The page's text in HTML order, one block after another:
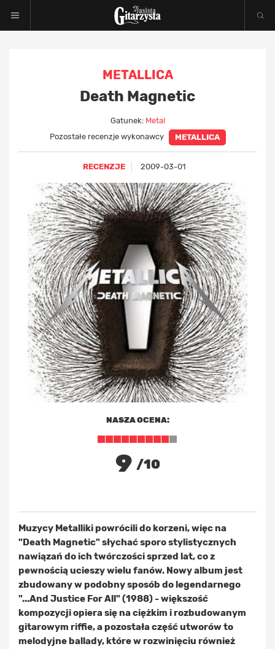
METALLICA
Death Magnetic
Gatunek: Metal
Pozostałe recenzje wykonawcy
METALLICA
RECENZJE 2009-03-01
NASZA OCENA:
9 /10
Muzycy Metalliki powrócili do korzeni, więc na
"Death Magnetic" słychać sporo stylistycznych
nawiązań do ich twórczości sprzed lat, co z
pewnością ucieszy wielu fanów. Nowy album jest
zbudowany w podobny sposób do legendarnego
"...And Justice For All" (1988) - większość
kompozycji opiera się na ciężkim i rozbudowanym
gitarowym riffie, a pozostała część utworów to
melodyjne ballady, które w rozwinięciu również